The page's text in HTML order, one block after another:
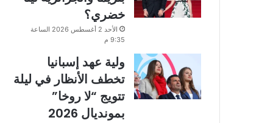
خضري؟
الأحد 2 أغسطس 2026 الساعة
9:35 م
ولية عهد إسبانيا
تخطف الأنظار في ليلة
تتويج “لا روخا”
بمونديال 2026